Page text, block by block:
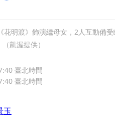
花明渡》飾演繼母女，2人互動備受
（凱渥提供）
臺北時間
臺北時間
玉